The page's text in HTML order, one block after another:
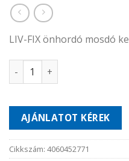
LIV-FIX önhordó mosdó
LIV-FIX WT 88 cm mennyiség
AJÁNLATOT KÉREK
Cikkszám: 4060452771